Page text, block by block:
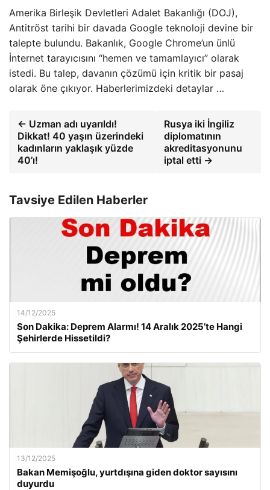
Amerika Birleşik Devletleri Adalet Bakanlığı (DOJ),
Antitröst tarihi bir davada Google teknoloji devine bir
talepte bulundu. Bakanlık, Google Chrome’un ünlü
İnternet tarayıcısını “hemen ve tamamlayıcı” olarak
istedi. Bu talep, davanın çözümü için kritik bir pasaj
olarak öne çıkıyor. Haberlerimizdeki detaylar …
← Uzman adı uyarıldı!
Dikkat! 40 yaşın üzerindeki
kadınların yaklaşık yüzde
40’ı!
Rusya iki İngiliz
diplomatının
akreditasyonunu
iptal etti →
Tavsiye Edilen Haberler
14/12/2025
Son Dakika: Deprem Alarmı! 14 Aralık 2025’te Hangi
Şehirlerde Hissetildi?
13/12/2025
Bakan Memişoğlu, yurtdışına giden doktor sayısını
duyurdu